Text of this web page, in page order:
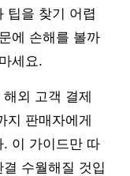
팁을 찾기 어렵
에 손해를 볼까
세요.
외 고객 결제
지 판매자에게
이 가이드만 따
수월해질 것입